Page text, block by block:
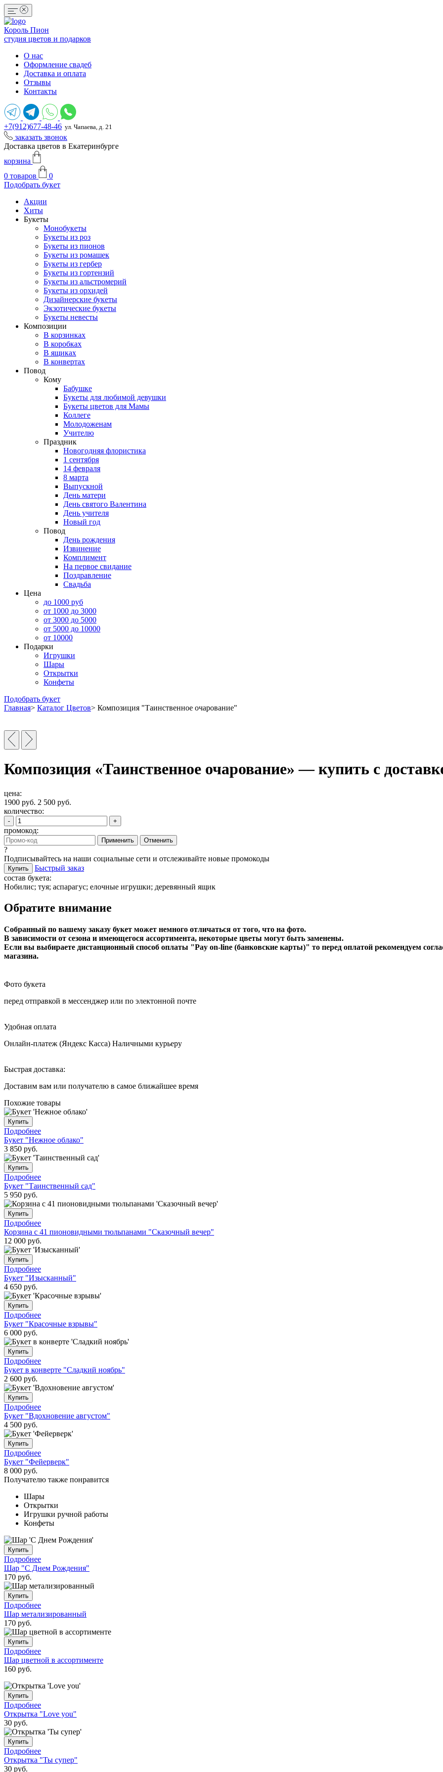
Король Пион
студия цветов и подарков
О нас
Оформление свадеб
Доставка и оплата
Отзывы
Контакты
+7(912)677-48-46 ул. Чапаева, д. 21
заказать звонок
Доставка цветов в Екатеринбурге
корзина
0 товаров
0
Подобрать букет
Акции
Хиты
Букеты
Монобукеты
Букеты из роз
Букеты из пионов
Букеты из ромашек
Букеты из гербер
Букеты из гортензий
Букеты из альстромерий
Букеты из орхидей
Дизайнерские букеты
Экзотические букеты
Букеты невесты
Композиции
В корзинках
В коробках
В ящиках
В конвертах
Повод
Кому
Бабушке
Букеты для любимой девушки
Букеты цветов для Мамы
Коллеге
Молодоженам
Учителю
Праздник
Новогодняя флористика
1 сентября
14 февраля
8 марта
Выпускной
День матери
День святого Валентина
День учителя
Новый год
Повод
День рождения
Извинение
Комплимент
На первое свидание
Поздравление
Свадьба
Цена
до 1000 руб
от 1000 до 3000
от 3000 до 5000
от 5000 до 10000
от 10000
Подарки
Игрушки
Шары
Открытки
Конфеты
Подобрать букет
Главная> Каталог Цветов> Композиция "Таинственное очарование"
Композиция «Таинственное очарование» — купить с
цена:
1900 руб. 2 500 руб.
количество:
- +
промокод:
Применить Отменить
?
Подписывайтесь на наши социальные сети и отслеживайте новые промокоды
Купить
Быстрый заказ
состав букета:
Нобилис; туя; аспарагус; елочные игрушки; деревянный ящик
Обратите внимание
Собранный по вашему заказу букет может немного отличаться от того, что на фото.
В зависимости от сезона и имеющегося ассортимента, некоторые цветы могут быть заменены.
Если вы выбираете дистанционный способ оплаты "Pay on-line (банковские карты)" то перед оплатой рекомендуем
магазина.
Фото букета
перед отправкой в мессенджер или по электонной почте
Удобная оплата
Онлайн-платеж (Яндекс Касса) Наличными курьеру
Быстрая доставка:
Доставим вам или получателю в самое ближайшее время
Похожие товары
Купить
Подробнее
Букет "Нежное облако"
3 850 руб.
Купить
Подробнее
Букет "Таинственный сад"
5 950 руб.
Купить
Подробнее
Корзина с 41 пионовидными тюльпанами "Сказочный вечер"
12 000 руб.
Купить
Подробнее
Букет "Изысканный"
4 650 руб.
Купить
Подробнее
Букет "Красочные взрывы"
6 000 руб.
Купить
Подробнее
Букет в конверте "Сладкий ноябрь"
2 600 руб.
Купить
Подробнее
Букет "Вдохновение августом"
4 500 руб.
Купить
Подробнее
Букет "Фейерверк"
8 000 руб.
Получателю также понравится
Шары
Открытки
Игрушки ручной работы
Конфеты
Купить
Подробнее
Шар "С Днем Рождения"
170 руб.
Купить
Подробнее
Шар метализированный
170 руб.
Купить
Подробнее
Шар цветной в ассортименте
160 руб.
Купить
Подробнее
Открытка "Love you"
30 руб.
Купить
Подробнее
Открытка "Ты супер"
30 руб.